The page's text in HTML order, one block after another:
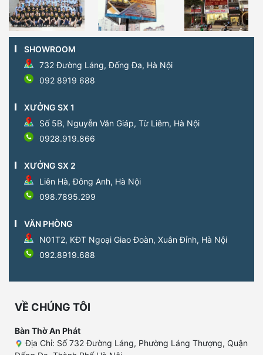
SHOWROOM
732 Đường Láng, Đống Đa, Hà Nội
092 8919 688
XƯỞNG SX 1
Số 5B, Nguyễn Văn Giáp, Từ Liêm, Hà Nội
0928.919.866
XƯỞNG SX 2
Liên Hà, Đông Anh, Hà Nội
098.7895.299
VĂN PHÒNG
N01T2, KĐT Ngoại Giao Đoàn, Xuân Đỉnh, Hà Nội
092.8919.688
VỀ CHÚNG TÔI
Bàn Thờ An Phát
Địa Chỉ: Số 732 Đường Láng, Phường Láng Thượng, Quận